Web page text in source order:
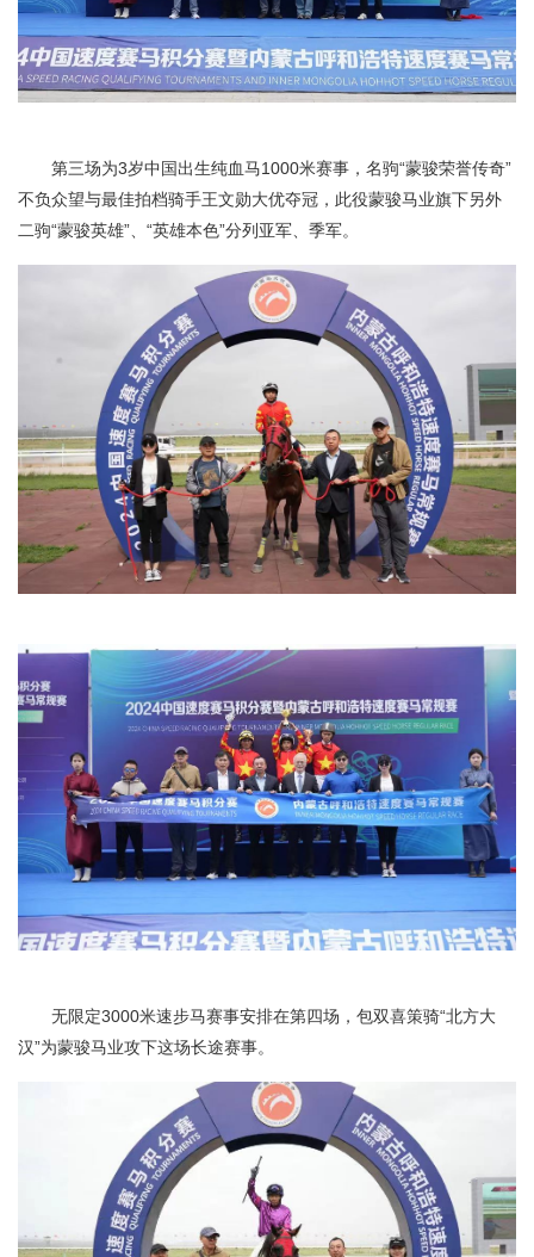
第三场为3岁中国出生纯血马1000米赛事，名驹“蒙骏荣誉传奇”
不负众望与最佳拍档骑手王文勋大优夺冠，此役蒙骏马业旗下另外
二驹“蒙骏英雄”、“英雄本色”分列亚军、季军。
无限定3000米速步马赛事安排在第四场，包双喜策骑“北方大
汉”为蒙骏马业攻下这场长途赛事。